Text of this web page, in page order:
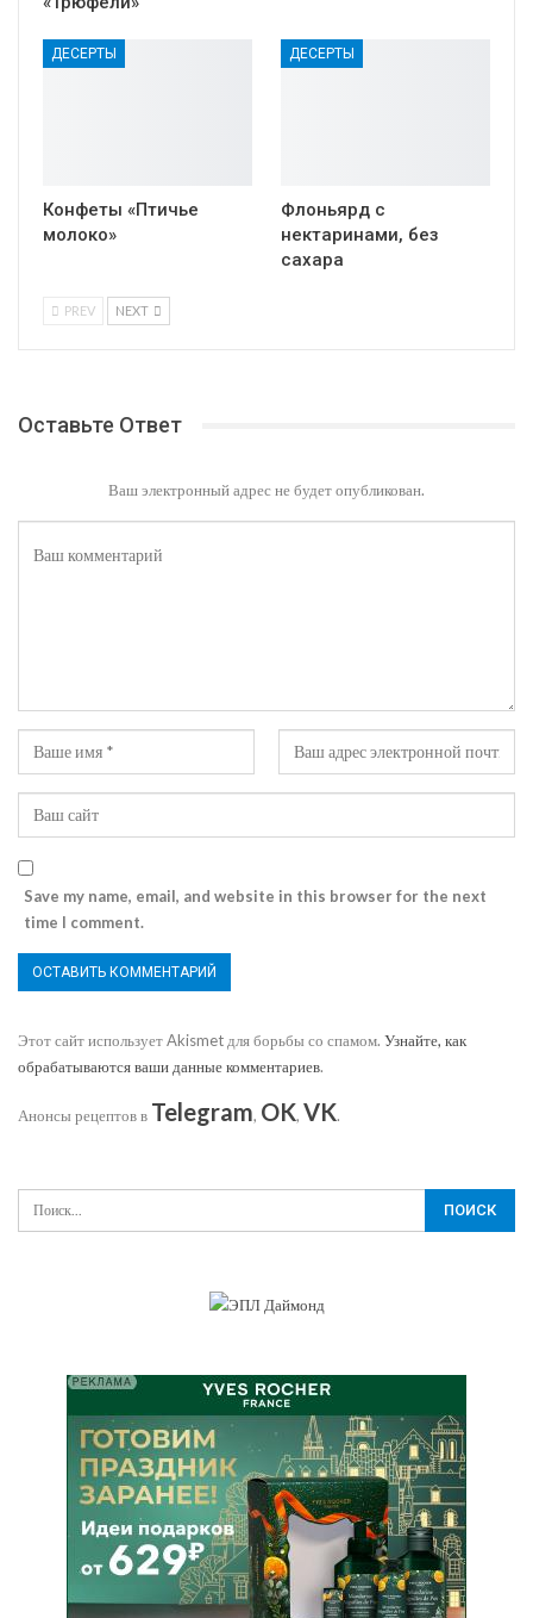
ДЕСЕРТЫ
Конфеты «Птичье
молоко»
ДЕСЕРТЫ
Флоньярд с
нектаринами, без
сахара
PREV NEXT
Оставьте Ответ
Ваш электронный адрес не будет опубликован.
Save my name, email, and website in this browser for the next
time I comment.
Этот сайт использует Akismet для борьбы со спамом. Узнайте, как
обрабатываются ваши данные комментариев.
Анонсы рецептов в Telegram, OK, VK.